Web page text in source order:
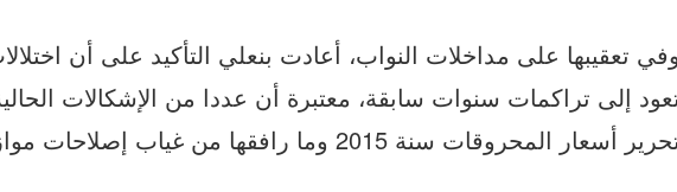
وفي تعقيبها على مداخلات النواب، أعادت بنعلي التأكيد على أن
إلى تراكمات سنوات سابقة، معتبرة أن عددا من الإشكالات
أسعار المحروقات سنة 2015 وما رافقها من غياب إصلاحات موازية.